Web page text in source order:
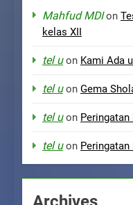
Mahfud MDIon
kelas XII
tel uon Kami Ada
tel uon Gema
tel uon
tel uon Peringatan